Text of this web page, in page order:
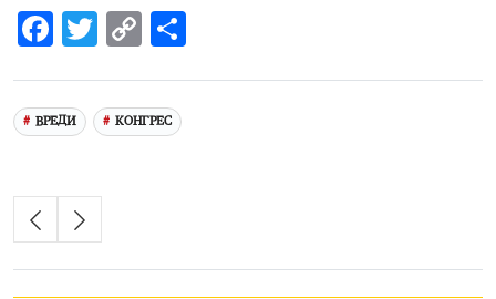
Facebook
Twitter
Copy
ВРЕДИ КОНГРЕС